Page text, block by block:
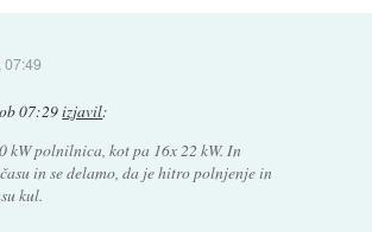
07:49
07:29izjavil:
kW polnilnica, kot pa 16x 22 kW. In
in se delamo, da je hitro polnjenje in
kul.